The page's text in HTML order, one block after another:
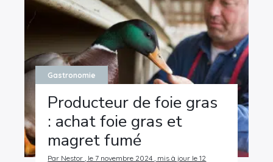
Gastronomie
Producteur de foie gras
: achat foie gras et
magret fumé
Par Nestor , le 7 novembre 2024 , mis à jour le 12